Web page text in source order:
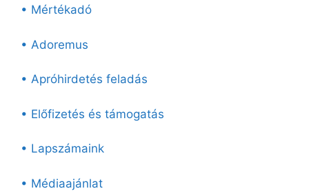
• Mértékadó
• Adoremus
• Apróhirdetés feladás
• Előfizetés és támogatás
• Lapszámaink
• Médiaajánlat